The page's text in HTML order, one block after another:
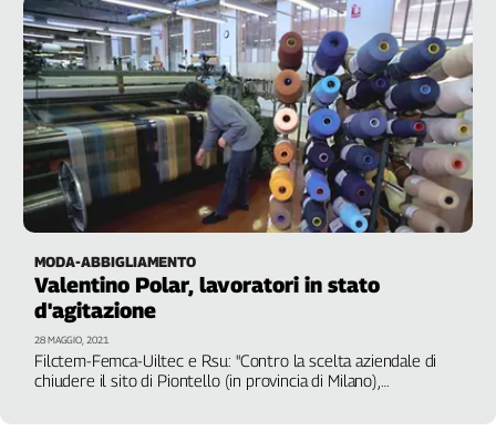
MODA-ABBIGLIAMENTO
Valentino Polar, lavoratori in stato
d'agitazione
Filctem-Femca-Uiltec e Rsu: "Contro la scelta aziendale di
chiudere il sito di Piontello (in provincia di Milano),
28 MAGGIO, 2021